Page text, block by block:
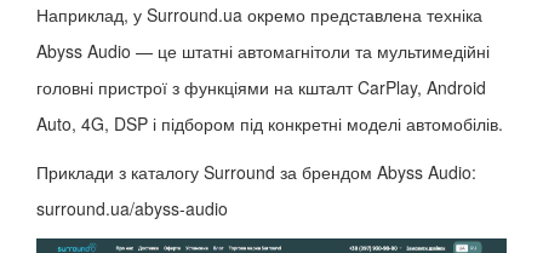
Наприклад, у Surround.ua окремо представлена техніка
Abyss Audio — це штатні автомагнітоли та мультимедійні
головні пристрої з функціями на кшталт CarPlay, Android
Auto, 4G, DSP і підбором під конкретні моделі автомобілів.
Приклади з каталогу Surround за брендом Abyss Audio:
surround.ua/abyss-audio